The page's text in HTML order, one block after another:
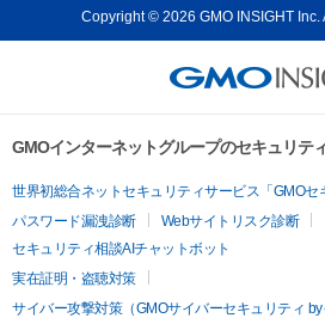
Copyright © 2026 GMO INSIGHT Inc.
GMOインターネットグループのセキュリテ
世界初総合ネットセキュリティサービス「GMOセ
パスワード漏洩診断
Webサイトリスク診断
セキュリティ相談AIチャットボット
実在証明・盗聴対策
サイバー攻撃対策（GMOサイバーセキュリティ by